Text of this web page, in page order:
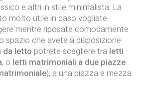
e altri in stile minimalista. La
molto utile in caso vogliate
mentre riposate comodamente
spazio che avete a disposizione
da letto potrete scegliere tra letti
, o letti matrimoniali a due piazze
), a una piazza e mezza